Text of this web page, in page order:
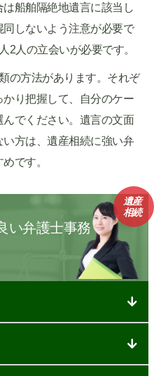
船舶隔絶地遺言に該当し
しないよう注意が必要で
2人の立会いが必要です。
の方法があります。それぞ
り把握して、自分のケー
でください。遺言の文面
方は、遺産相続に強い弁
です。
い弁護士事務
遺産
相続